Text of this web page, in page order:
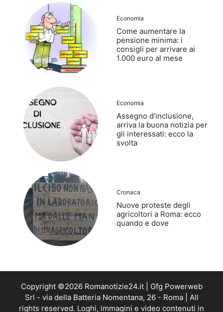
Economia
Come aumentare la
pensione minima: i
consigli per arrivare ai
1.000 euro al mese
Economia
Assegno d’inclusione,
arriva la buona notizia per
gli interessati: ecco la
svolta
Cronaca
Nuove proteste degli
agricoltori a Roma: ecco
quando e dove
Copyright ©2026 Romanotizie24.it | Gfg Powerweb
Srl - via della Batteria Nomentana, 26 - Roma | All
rights reserved. Loghi, immagini e video contenuti in